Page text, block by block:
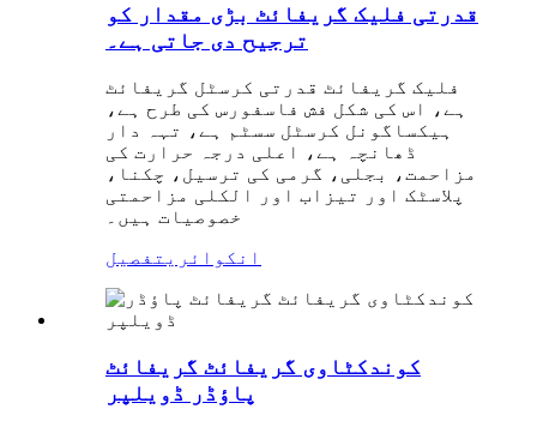
قدرتی فلیک گریفائٹ بڑی مقدار کو
ترجیح دی جاتی ہے۔
فلیک گریفائٹ قدرتی کرسٹل گریفائٹ
ہے، اس کی شکل فش فاسفورس کی طرح ہے،
ہیکساگونل کرسٹل سسٹم ہے، تہہ دار
ڈھانچہ ہے، اعلی درجہ حرارت کی
مزاحمت، بجلی، گرمی کی ترسیل، چکنا،
پلاسٹک اور تیزاب اور الکلی مزاحمتی
خصوصیات ہیں۔
انکوائری تفصیل
کوندکٹاوی گریفائٹ گریفائٹ
پاؤڈر ڈویلپر